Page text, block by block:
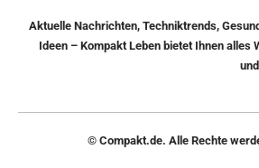
Aktuelle Nachrichten, Techniktrends,
Ideen – Kompakt Leben bietet Ihnen alles
© Compakt.de. Alle Rechte